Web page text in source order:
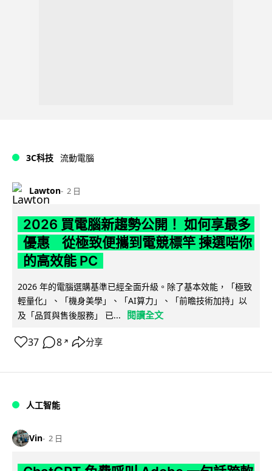
3C科技 流動電腦
Lawton 2 日
2026 買電腦新趨勢公開！ 如何享最多
優惠 從極致便攜到電競標竿 揀選啱你
的高效能 PC
2026 年的電腦選購基準已經全面升級。除了基本效能，「極致
輕量化」、「機身美學」、「AI算力」、「前瞻技術加持」以
及「品質與售後服務」 已...
閱讀全文
37 8 ↗ 分享
人工智能
Vin 2 日